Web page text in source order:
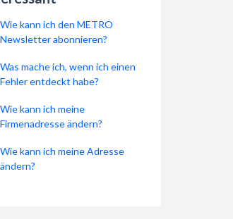
Wie kann ich den METRO
Newsletter abonnieren?
Was mache ich, wenn ich einen
Fehler entdeckt habe?
Wie kann ich meine
Firmenadresse ändern?
Wie kann ich meine Adresse
ändern?